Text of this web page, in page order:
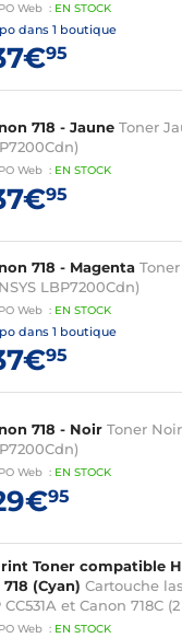
Web : EN STOCK
dans 1 boutique
95
718 - Jaune Toner
Web : EN STOCK
95
718 - Magenta
LBP7200Cdn)
Web : EN STOCK
dans 1 boutique
95
718 - Noir Toner
Web : EN STOCK
95
Toner compatible
718 (Cyan) Cartouche
CC531A et Canon 718C
Web : EN STOCK